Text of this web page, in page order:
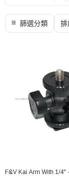
F&V Kai Arm With 1/4"